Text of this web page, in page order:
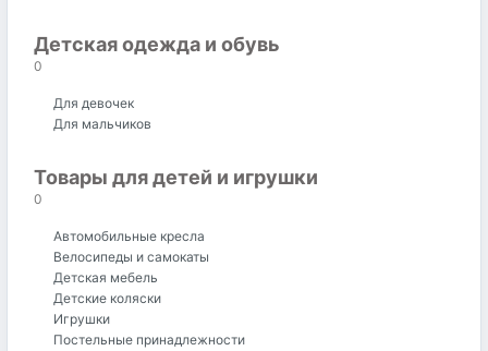
Детская одежда и обувь
0
Для девочек
Для мальчиков
Товары для детей и игрушки
0
Автомобильные кресла
Велосипеды и самокаты
Детская мебель
Детские коляски
Игрушки
Постельные принадлежности